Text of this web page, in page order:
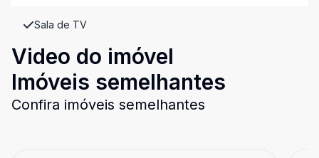
Sala de TV
Video do imóvel
Imóveis semelhantes
Confira imóveis semelhantes